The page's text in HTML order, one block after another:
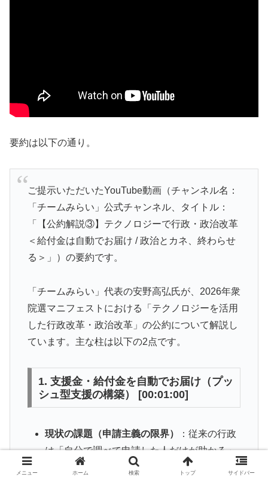
要約は以下の通り。
ご提示いただいたYouTube動画（チャンネル名：
「チームみらい」公式チャンネル、タイトル：
「【公約解説③】テクノロジーで行政・政治改革
＜給付金は自動でお届け / 政治とカネ、終わらせ
る＞」）の要約です。
「チームみらい」代表の安野高弘氏が、2026年衆
院選マニフェストにおける「テクノロジーを活用
した行政改革・政治改革」の公約について解説し
ています。主な柱は以下の2点です。
1. 支援金・給付金を自動でお届け（プッ
シュ型支援の構築） [00:01:00]
現状の課題（申請主義の限界）
：従来の行政
は「自分で調べて申請した人だけが助かる」
仕組みになっており、出産直後の家庭や障害
メニュー ホーム 検索 トップ サイドバー